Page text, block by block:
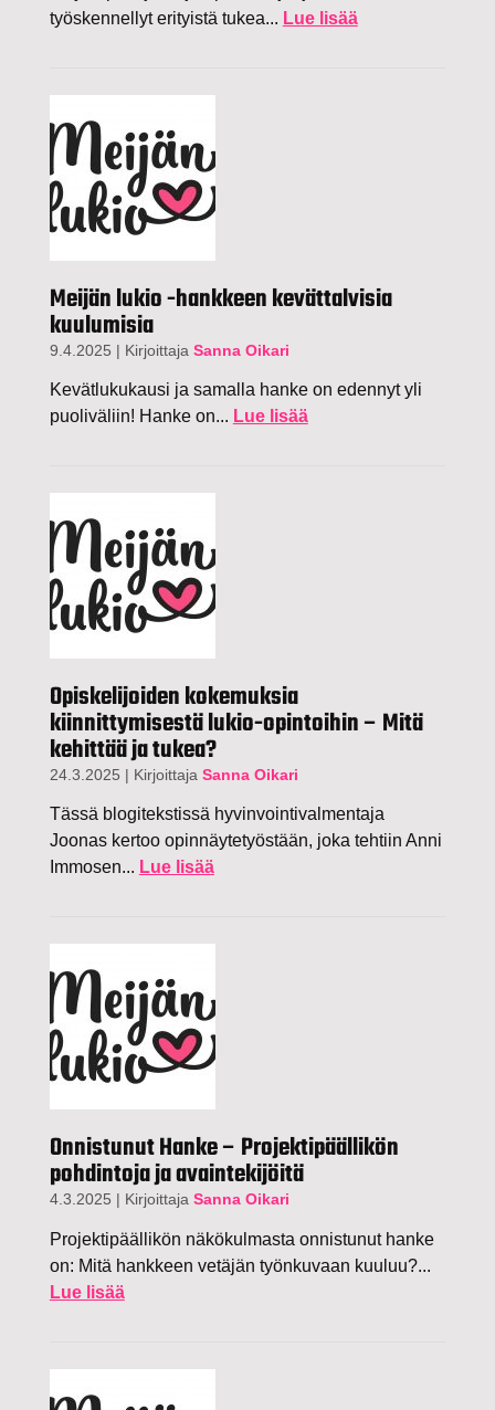
työskennellyt erityistä tukea... Lue lisää
Meijän lukio -hankkeen kevättalvisia
kuulumisia
9.4.2025 | Kirjoittaja Sanna Oikari
Kevätlukukausi ja samalla hanke on edennyt yli
puoliväliin! Hanke on... Lue lisää
Opiskelijoiden kokemuksia
kiinnittymisestä lukio-opintoihin – Mitä
kehittää ja tukea?
24.3.2025 | Kirjoittaja Sanna Oikari
Tässä blogitekstissä hyvinvointivalmentaja
Joonas kertoo opinnäytetyöstään, joka tehtiin Anni
Immosen... Lue lisää
Onnistunut Hanke – Projektipäällikön
pohdintoja ja avaintekijöitä
4.3.2025 | Kirjoittaja Sanna Oikari
Projektipäällikön näkökulmasta onnistunut hanke
on: Mitä hankkeen vetäjän työnkuvaan kuuluu?...
Lue lisää